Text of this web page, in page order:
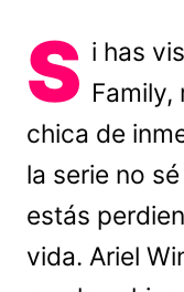
S i has
chica de
la serie no
estás
vida. Ariel